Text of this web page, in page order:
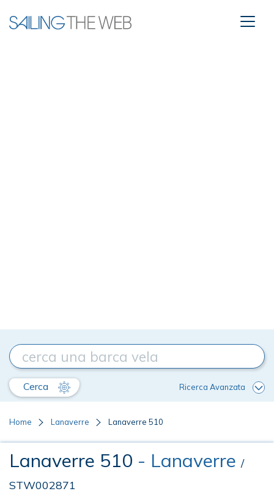
Cerca Ricerca Avanzata
Home Lanaverre Lanaverre 510
Lanaverre 510 - Lanaverre /
STW002871